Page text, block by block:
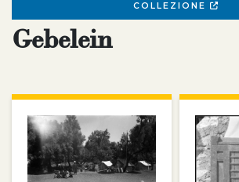
COLLEZIONE
Gebelein